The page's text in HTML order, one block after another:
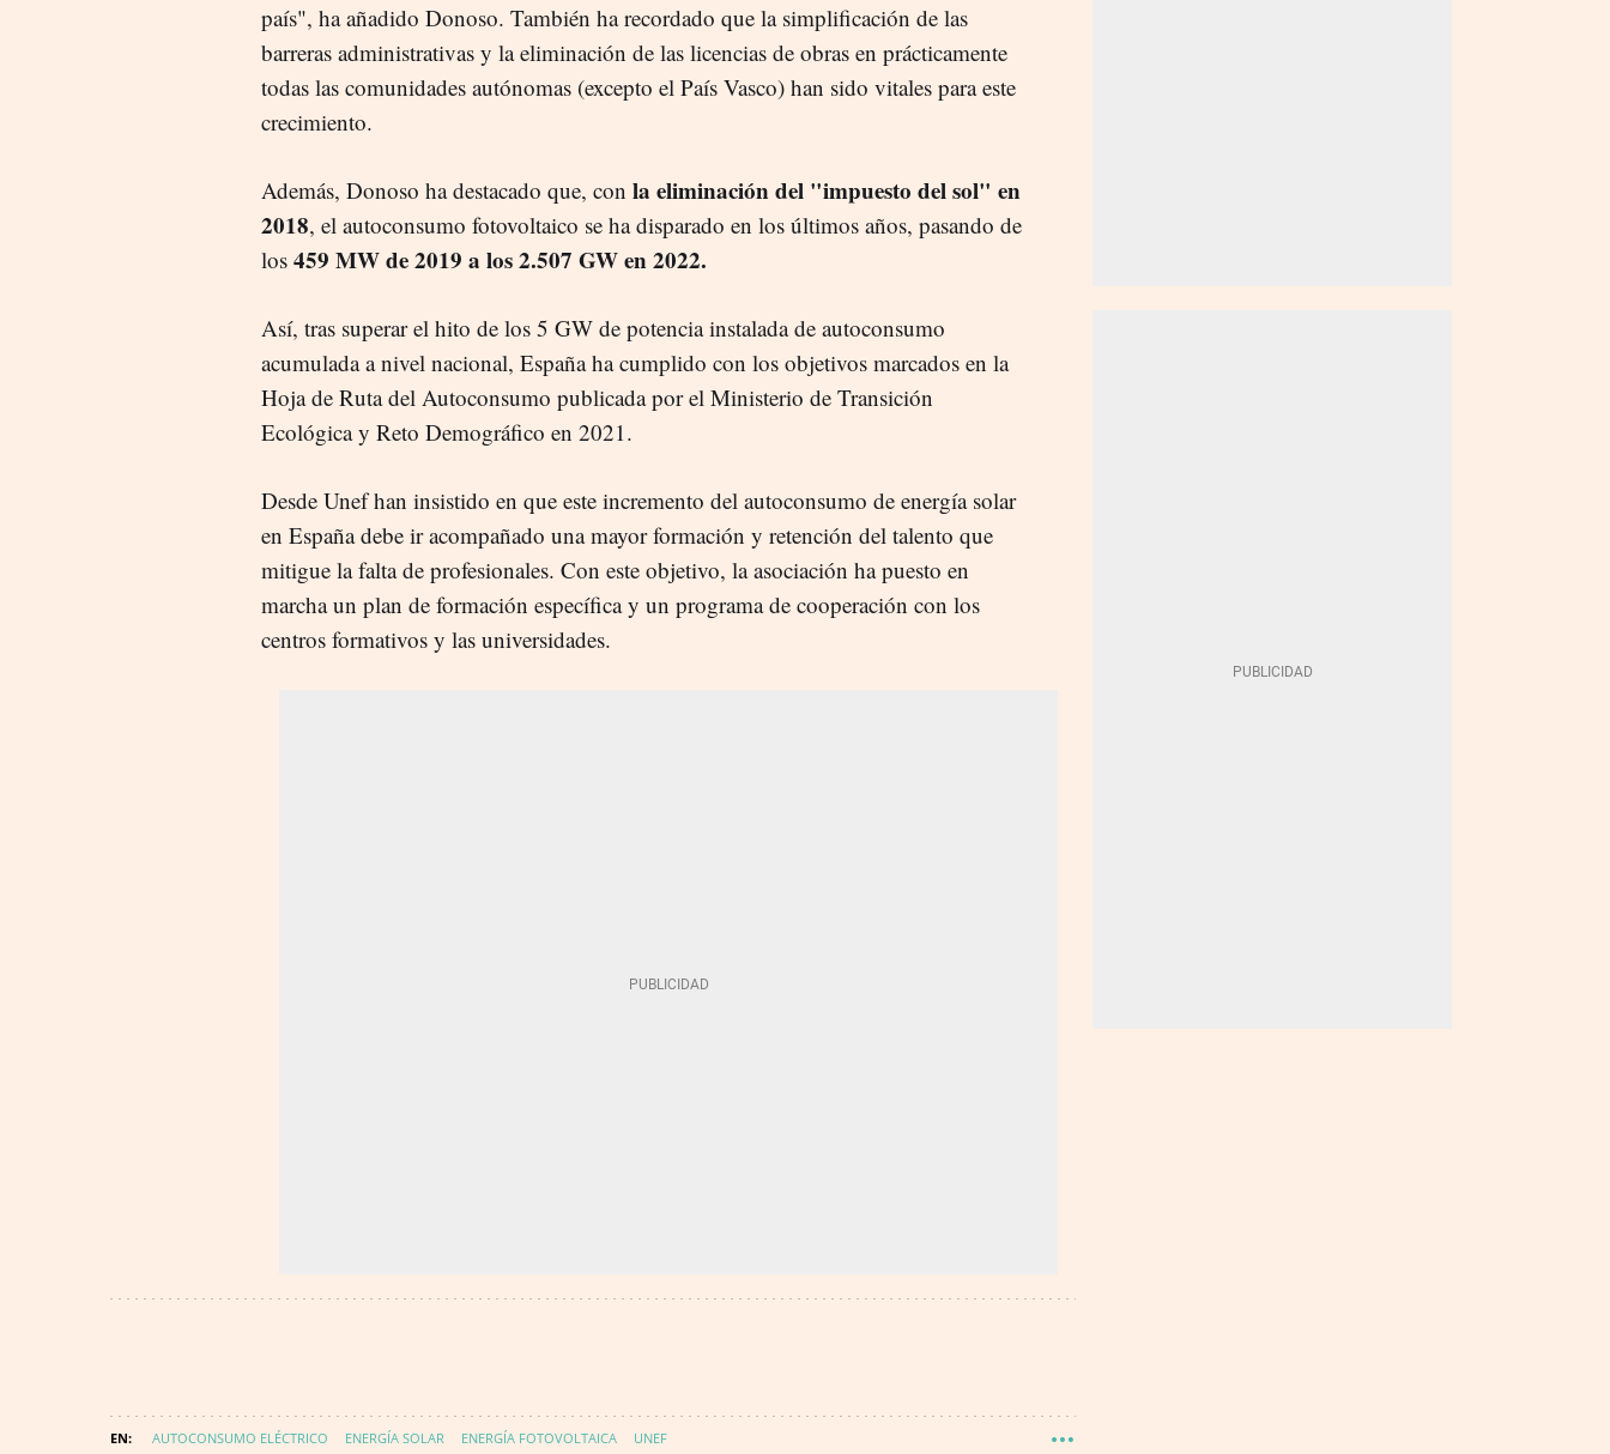
país", ha añadido Donoso. También ha recordado que la simplificación de las
barreras administrativas y la eliminación de las licencias de obras en prácticamente
todas las comunidades autónomas (excepto el País Vasco) han sido vitales para este
crecimiento.
Además, Donoso ha destacado que, con la eliminación del "impuesto del sol" en
2018, el autoconsumo fotovoltaico se ha disparado en los últimos años, pasando de
los 459 MW de 2019 a los 2.507 GW en 2022.
Así, tras superar el hito de los 5 GW de potencia instalada de autoconsumo
acumulada a nivel nacional, España ha cumplido con los objetivos marcados en la
Hoja de Ruta del Autoconsumo publicada por el Ministerio de Transición
Ecológica y Reto Demográfico en 2021.
Desde Unef han insistido en que este incremento del autoconsumo de energía solar
en España debe ir acompañado una mayor formación y retención del talento que
mitigue la falta de profesionales. Con este objetivo, la asociación ha puesto en
marcha un plan de formación específica y un programa de cooperación con los
centros formativos y las universidades.
AUTOCONSUMO ELÉCTRICO ENERGÍA SOLAR ENERGÍA FOTOVOLTAICA UNEF